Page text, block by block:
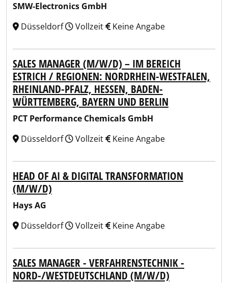
SMW-Electronics GmbH
Düsseldorf
Vollzeit Keine Angabe
SALES MANAGER (M/W/D) – IM BEREICH
ESTRICH / REGIONEN: NORDRHEIN-WESTFALEN,
RHEINLAND-PFALZ, HESSEN, BADEN-
WÜRTTEMBERG, BAYERN UND BERLIN
PCT Performance Chemicals GmbH
Düsseldorf
Vollzeit Keine Angabe
HEAD OF AI & DIGITAL TRANSFORMATION
(M/W/D)
Hays AG
Düsseldorf
Vollzeit Keine Angabe
SALES MANAGER - VERFAHRENSTECHNIK -
NORD-/WESTDEUTSCHLAND (M/W/D)